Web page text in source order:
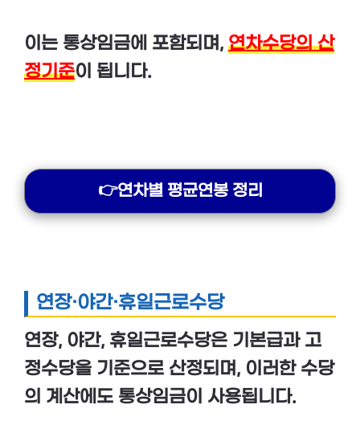
이는 통상임금에 포함되며, 연차수당의 산
정기준이 됩니다.
👉연차별 평균연봉 정리
연장·야간·휴일근로수당
연장, 야간, 휴일근로수당은 기본급과 고
정수당을 기준으로 산정되며, 이러한 수당
의 계산에도 통상임금이 사용됩니다.